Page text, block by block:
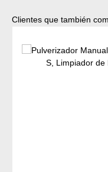
Omitir la galería de
Clientes que también